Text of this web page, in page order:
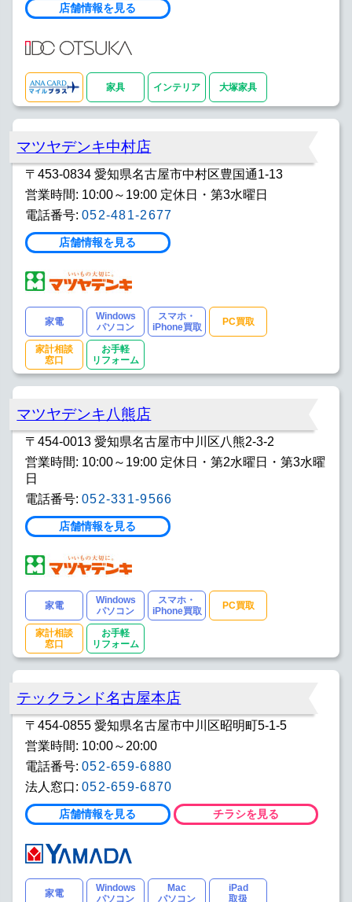
店舗情報を見る
家具 インテリア 大塚家具
マツヤデンキ中村店
〒453-0834 愛知県名古屋市中村区豊国通1-13
営業時間: 10:00～19:00 定休日・第3水曜日
電話番号: 052-481-2677
店舗情報を見る
家電
Windows
パソコン
スマホ・
iPhone買取
PC買取
家計相談
窓口
お手軽
リフォーム
マツヤデンキ八熊店
〒454-0013 愛知県名古屋市中川区八熊2-3-2
営業時間: 10:00～19:00 定休日・第2水曜日・第3水曜
日
電話番号: 052-331-9566
店舗情報を見る
家電
Windows
パソコン
スマホ・
iPhone買取
PC買取
家計相談
窓口
お手軽
リフォーム
テックランド名古屋本店
〒454-0855 愛知県名古屋市中川区昭明町5-1-5
営業時間: 10:00～20:00
電話番号: 052-659-6880
法人窓口: 052-659-6870
店舗情報を見る チラシを見る
家電
Windows
パソコン
Mac
パソコン
iPad
取扱